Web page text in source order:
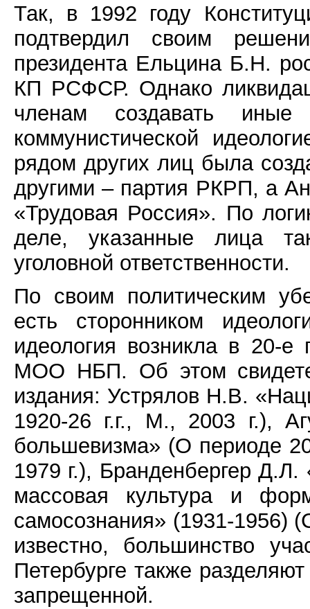
Так, в 1992 году
подтвердил своим
президента Ельцина Б.Н.
КП РСФСР. Однако
членам создавать иные
коммунистической
рядом других лиц была
другими – партия РКРП, а
«Трудовая Россия». По
деле, указанные лица
уголовной ответственности.
По своим политическим
есть сторонником
идеология возникла в 20-
МОО НБП. Об этом
издания: Устрялов Н.В.
1920-26 г.г., М., 2003 г.),
большевизма» (О периоде
1979 г.), Бранденбергер
массовая культура и
самосознания» (1931-1956)
известно, большинство
Петербурге также
запрещенной.